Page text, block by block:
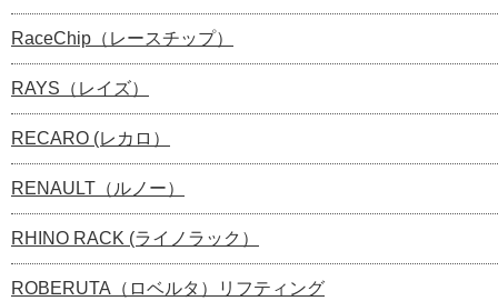
RaceChip（レースチップ）
RAYS（レイズ）
RECARO (レカロ）
RENAULT（ルノー）
RHINO RACK (ライノラック）
ROBERUTA（ロベルタ）リフティング